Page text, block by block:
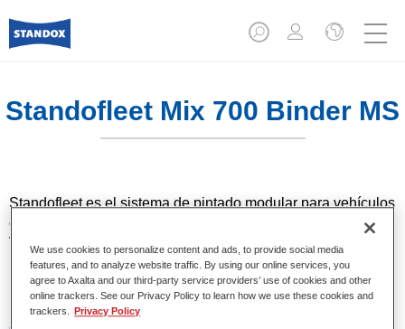
Standofleet Mix 700 Binder MS
Standofleet es el sistema de pintado modular para vehículos
comerciales, que cumple los estrictos límites de emisión de
VOC impuestos por la Unión Europea. Standofleet Mix 700
Binder MS es una resina de medios sólidos que se usa en
las fórmulas Standofleet.
We use cookies to personalize content and ads, to provide social media
features, and to analyze website traffic. By using our online services, you
agree to Axalta and our third-party service providers’ use of cookies and other
online trackers. See our Privacy Policy to learn how we use these cookies and
trackers.
Privacy Policy